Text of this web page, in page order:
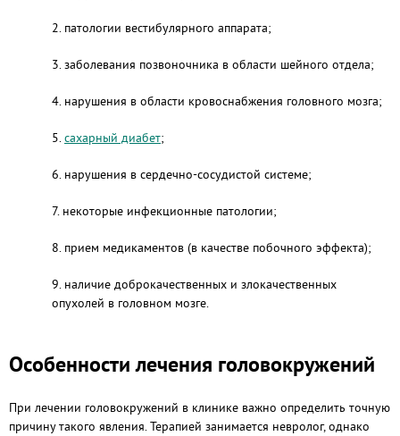
2. патологии вестибулярного аппарата;
3. заболевания позвоночника в области шейного отдела;
4. нарушения в области кровоснабжения головного мозга;
5.сахарный диабет;
6. нарушения в сердечно-сосудистой системе;
7. некоторые инфекционные патологии;
8. прием медикаментов (в качестве побочного эффекта);
9. наличие доброкачественных и злокачественных
опухолей в головном мозге.
Особенности лечения головокружений
При лечении головокружений в клинике важно определить точную
причину такого явления. Терапией занимается невролог, однако